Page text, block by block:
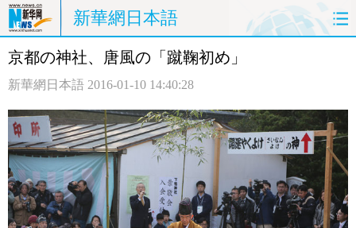
新華網日本語
ホームページ 政治
観光 評論 写真
中日対訳
京都の神社、唐風の「蹴鞠初め」
新華網日本語 2016-01-10 14:40:28